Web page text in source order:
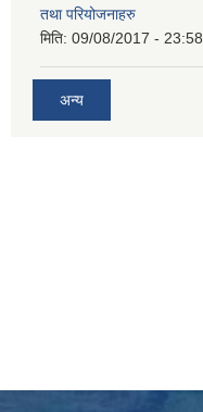
तथा परियोजनाहरु
मिति: 09/08/2017 - 23:58
अन्य